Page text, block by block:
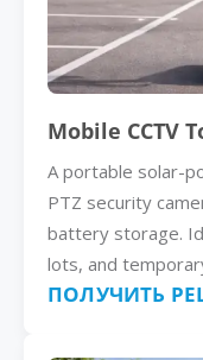
Mobile CCTV
A portable solar-
PTZ security
battery storage.
lots, and
ПОЛУЧИТЬ